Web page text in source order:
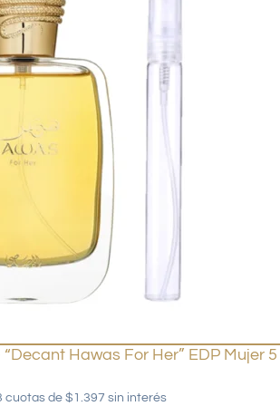
“Decant Hawas For Her” EDP Mujer
cuotas de $1.397 sin interés